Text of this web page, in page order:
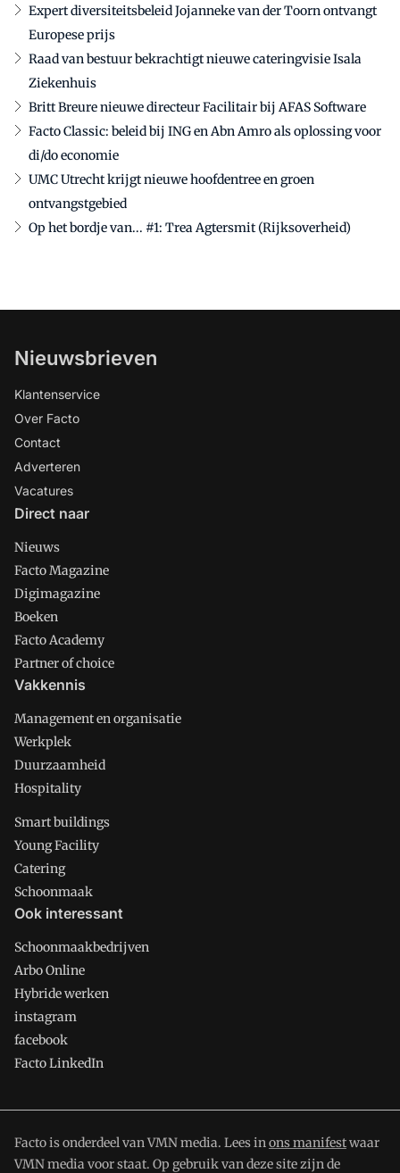
Expert diversiteitsbeleid Jojanneke van der Toorn ontvangt
Europese prijs
Raad van bestuur bekrachtigt nieuwe cateringvisie Isala
Ziekenhuis
Britt Breure nieuwe directeur Facilitair bij AFAS Software
Facto Classic: beleid bij ING en Abn Amro als oplossing voor
di/do economie
UMC Utrecht krijgt nieuwe hoofdentree en groen
ontvangstgebied
Op het bordje van... #1: Trea Agtersmit (Rijksoverheid)
Nieuwsbrieven
Klantenservice
Over Facto
Contact
Adverteren
Vacatures
Direct naar
Nieuws
Facto Magazine
Digimagazine
Boeken
Facto Academy
Partner of choice
Vakkennis
Management en organisatie
Werkplek
Duurzaamheid
Hospitality
Smart buildings
Young Facility
Catering
Schoonmaak
Ook interessant
Schoonmaakbedrijven
Arbo Online
Hybride werken
instagram
facebook
Facto LinkedIn
Facto is onderdeel van VMN media. Lees inons manifestwaar
VMN media voor staat. Op gebruik van deze site zijn de